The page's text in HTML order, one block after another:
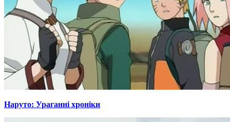
Наруто: Ураганні хроніки